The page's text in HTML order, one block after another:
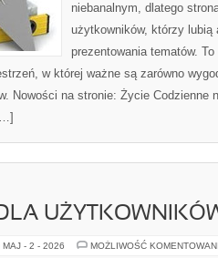
niebanalnym, dlatego
użytkowników, którzy lubią
prezentowania tematów.
w której ważne są zarówno
Nowości na stronie: Życie Codzienne
MAJ - 2 - 2026 MOŻLIWOŚĆ